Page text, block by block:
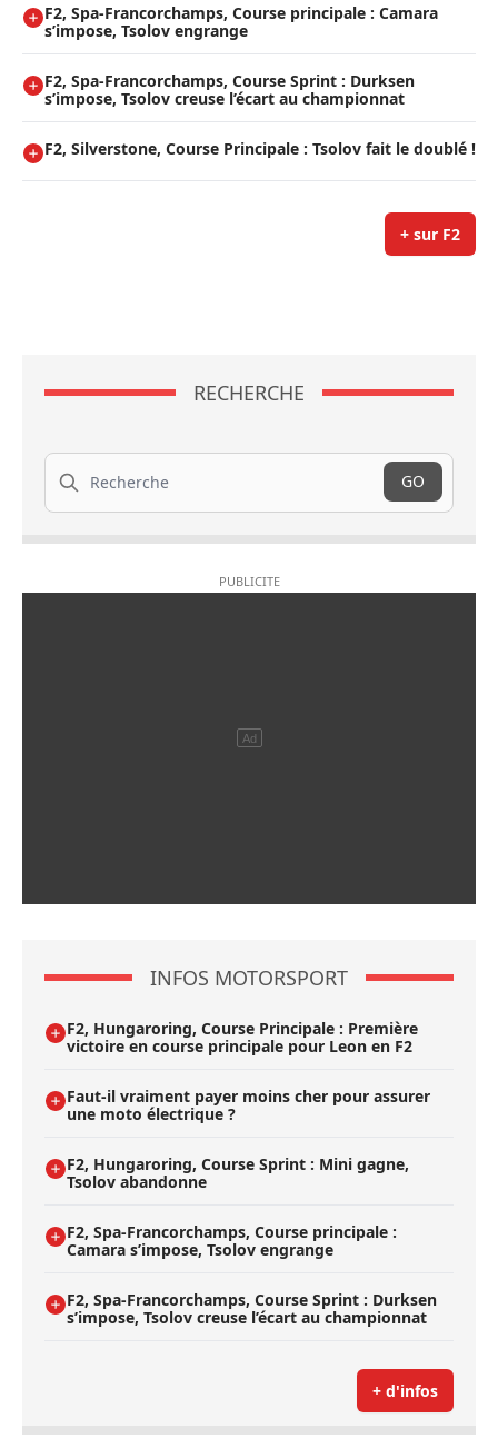
F2, Spa-Francorchamps, Course principale : Camara
s’impose, Tsolov engrange
F2, Spa-Francorchamps, Course Sprint : Durksen
s’impose, Tsolov creuse l’écart au championnat
F2, Silverstone, Course Principale : Tsolov fait le doublé !
+ sur F2
RECHERCHE
Recherche
GO
INFOS MOTORSPORT
F2, Hungaroring, Course Principale : Première
victoire en course principale pour Leon en F2
Faut-il vraiment payer moins cher pour assurer
une moto électrique ?
F2, Hungaroring, Course Sprint : Mini gagne,
Tsolov abandonne
F2, Spa-Francorchamps, Course principale :
Camara s’impose, Tsolov engrange
F2, Spa-Francorchamps, Course Sprint : Durksen
s’impose, Tsolov creuse l’écart au championnat
+ d'infos